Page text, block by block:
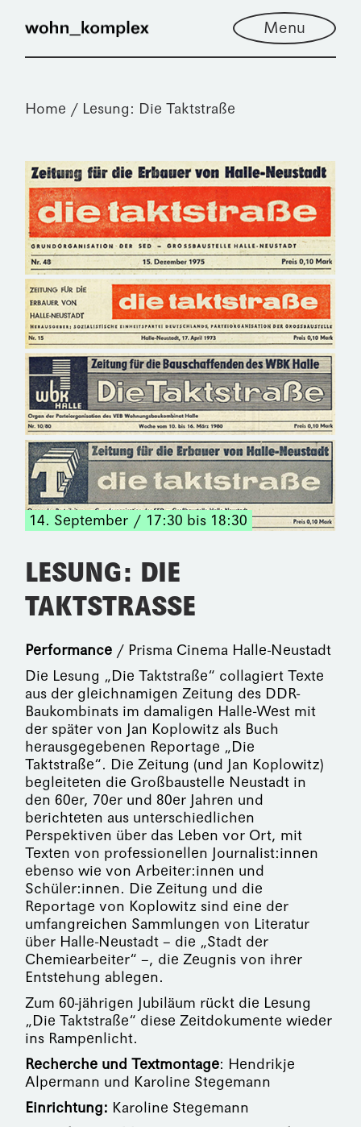
Menu
Home Lesung: Die Taktstraße
14. September 17:30 bis 18:30
LESUNG: DIE
TAKTSTRASSE
Performance / Prisma Cinema Halle-Neustadt
Die Lesung „Die Taktstraße“ collagiert Texte
aus der gleichnamigen Zeitung des DDR-
Baukombinats im damaligen Halle-West mit
der später von Jan Koplowitz als Buch
herausgegebenen Reportage „Die
Taktstraße“. Die Zeitung (und Jan Koplowitz)
begleiteten die Großbaustelle Neustadt in
den 60er, 70er und 80er Jahren und
berichteten aus unterschiedlichen
Perspektiven über das Leben vor Ort, mit
Texten von professionellen Journalist:innen
ebenso wie von Arbeiter:innen und
Schüler:innen. Die Zeitung und die
Reportage von Koplowitz sind eine der
umfangreichen Sammlungen von Literatur
über Halle-Neustadt – die „Stadt der
Chemiearbeiter“ –, die Zeugnis von ihrer
Entstehung ablegen.
Zum 60-jährigen Jubiläum rückt die Lesung
„Die Taktstraße“ diese Zeitdokumente wieder
ins Rampenlicht.
Recherche und Textmontage: Hendrikje
Alpermann und Karoline Stegemann
Einrichtung: Karoline Stegemann